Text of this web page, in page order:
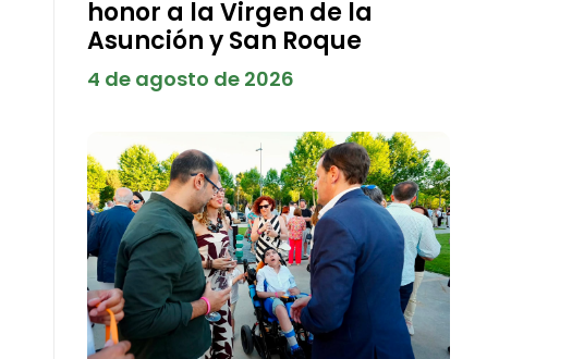
honor a la Virgen de la
Asunción y San Roque
4 de agosto de 2026